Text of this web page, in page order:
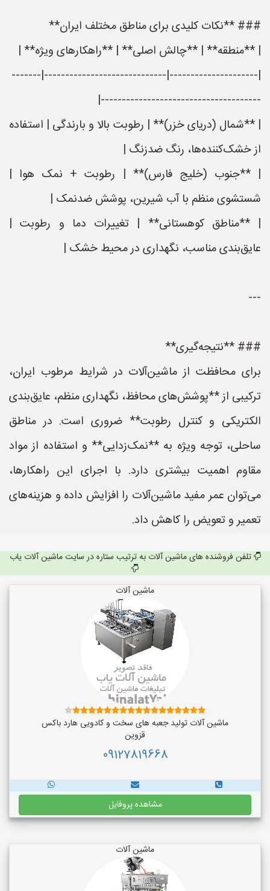
### **نکات کلیدی برای مناطق مختلف ایران**
| **منطقه** | **چالش اصلی** | **راهکارهای ویژه** |
|---------------------|-----------------------------|-------
--------------------------------------|
| **شمال (دریای خزر)** | رطوبت بالا و بارندگی | استفاده
از خشک‌کننده‌ها، رنگ ضدزنگ |
| **جنوب (خلیج فارس)** | رطوبت + نمک هوا |
شستشوی منظم با آب شیرین، پوشش ضدنمک |
| **مناطق کوهستانی** | تغییرات دما و رطوبت |
عایق‌بندی مناسب، نگهداری در محیط خشک |
---
### **نتیجه‌گیری**
برای محافظت از ماشین‌آلات در شرایط مرطوب ایران،
ترکیبی از **پوشش‌های محافظ، نگهداری منظم، عایق‌بندی
الکتریکی و کنترل رطوبت** ضروری است. در مناطق
ساحلی، توجه ویژه به **نمک‌زدایی** و استفاده از مواد
مقاوم اهمیت بیشتری دارد. با اجرای این راهکارها،
می‌توان عمر مفید ماشین‌آلات را افزایش داده و هزینه‌های
تعمیر و تعویض را کاهش داد.
تلفن فروشنده های ماشین آلات به ترتیب ستاره در سایت ماشین آلات یاب
ماشین آلات
ماشین آلات تولید جعبه های سخت و کادویی هارد باکس
قزوین
09127819668
مشاهده پروفایل
ماشین آلات